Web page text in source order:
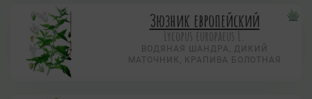
Зюзник европейский
Lycopus europaeus L.
ВОДЯНАЯ ШАНДРА, ДИКИЙ
МАТОЧНИК, КРАПИВА БОЛОТНАЯ